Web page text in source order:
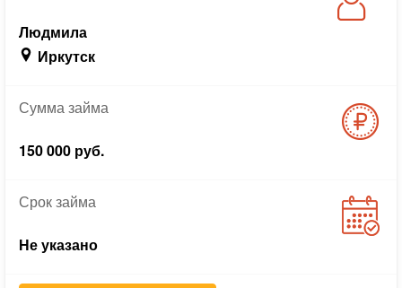
Людмила
Иркутск
Суммазайма
150 000 руб.
Срокзайма
Не указано